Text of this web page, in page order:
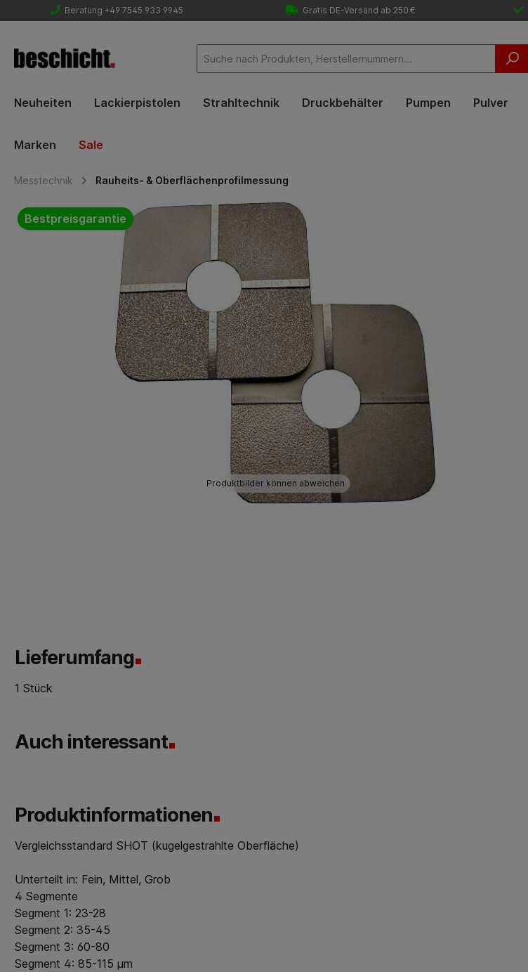
Beratung +49 7545 933 9945 Gratis DE-Versand ab 250 €
Neuheiten Lackierpistolen Strahltechnik Druckbehälter Pumpen Pulver
Marken Sale
Messtechnik Rauheits- & Oberflächenprofilmessung
Bildergalerie überspringen
Bestpreisgarantie
Produktbilder können abweichen
Lieferumfang
1 Stück
Auch interessant
Produktinformationen
Vergleichsstandard SHOT (kugelgestrahlte Oberfläche)
Unterteilt in: Fein, Mittel, Grob
4 Segmente
Segment 1: 23-28
Segment 2: 35-45
Segment 3: 60-80
Segment 4: 85-115 µm